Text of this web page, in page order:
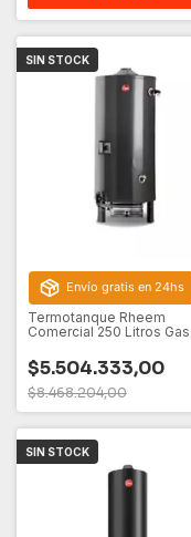
SIN STOCK
Envío gratis en 24hs
Termotanque Rheem
Comercial 250 Litros Gas
$5.504.333,00
$8.468.204,00
SIN STOCK